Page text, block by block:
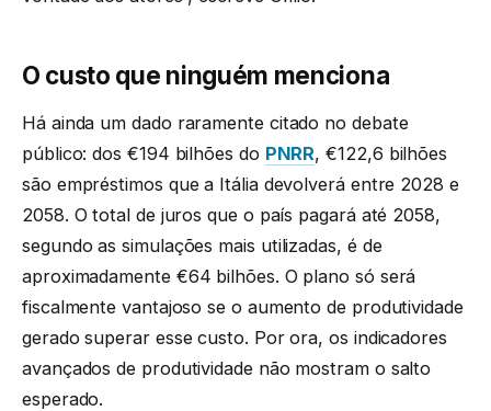
O custo que ninguém menciona
Há ainda um dado raramente citado no debate
público: dos €194 bilhões do PNRR, €122,6 bilhões
são empréstimos que a Itália devolverá entre 2028 e
2058. O total de juros que o país pagará até 2058,
segundo as simulações mais utilizadas, é de
aproximadamente €64 bilhões. O plano só será
fiscalmente vantajoso se o aumento de produtividade
gerado superar esse custo. Por ora, os indicadores
avançados de produtividade não mostram o salto
esperado.